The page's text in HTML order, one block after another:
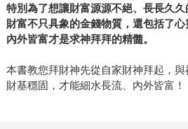
特別為了想讓財富源源不絕、長長久久
財富不只具象的金錢物質，還包括了心
內外皆富才是求神拜拜的精髓。
本書教您拜財神先從自家財神拜起，與
財基穩固，才能細水長流、內外皆富！